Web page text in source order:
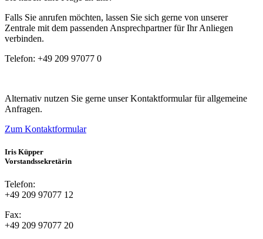
Falls Sie anrufen möchten, lassen Sie sich gerne von unserer
Zentrale mit dem passenden Ansprechpartner für Ihr Anliegen
verbinden.
Telefon: +49 209 97077 0
Alternativ nutzen Sie gerne unser Kontaktformular für allgemeine
Anfragen.
Zum Kontaktformular
Iris Küpper
Vorstandssekretärin
Telefon:
+49 209 97077 12
Fax:
+49 209 97077 20